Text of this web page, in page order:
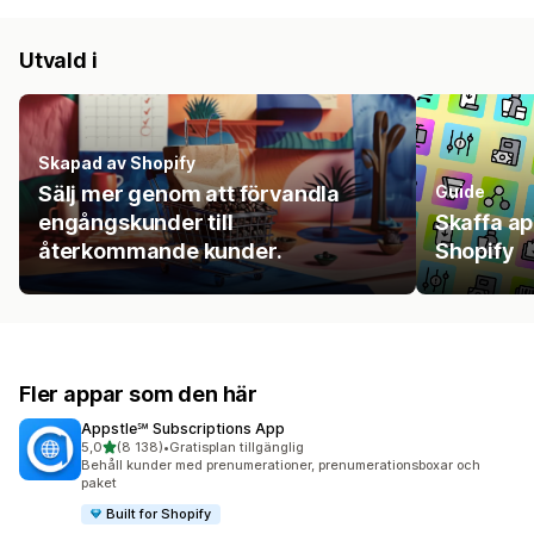
Utvald i
Skapad av Shopify
Sälj mer genom att förvandla
engångskunder till
återkommande kunder.
Guide
Skaffa
Shopify
Fler appar som den här
Appstle℠ Subscriptions App
5,0av 5 stjärnor
(8 138)
8138 recensioner totalt
•Gratisplan tillgänglig
Behåll kunder med prenumerationer, prenumerationsboxar och
paket
Built for Shopify